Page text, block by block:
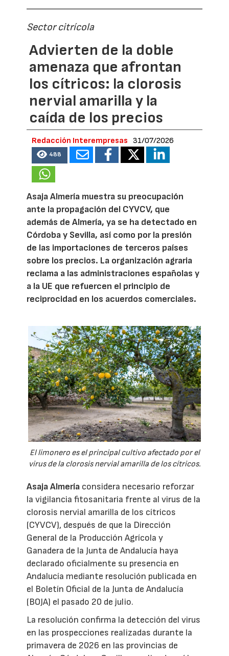
Sector citrícola
Advierten de la doble
amenaza que afrontan
los cítricos: la clorosis
nervial amarilla y la
caída de los precios
Redacción Interempresas 31/07/2026
488
Asaja Almería muestra su preocupación
ante la propagación del CYVCV, que
además de Almería, ya se ha detectado en
Córdoba y Sevilla, así como por la presión
de las importaciones de terceros países
sobre los precios. La organización agraria
reclama a las administraciones españolas y
a la UE que refuercen el principio de
reciprocidad en los acuerdos comerciales.
El limonero es el principal cultivo afectado por el
virus de la clorosis nervial amarilla de los cítricos.
Asaja Almería considera necesario reforzar
la vigilancia fitosanitaria frente al virus de la
clorosis nervial amarilla de los cítricos
(CYVCV), después de que la Dirección
General de la Producción Agrícola y
Ganadera de la Junta de Andalucía haya
declarado oficialmente su presencia en
Andalucía mediante resolución publicada en
el Boletín Oficial de la Junta de Andalucía
(BOJA) el pasado 20 de julio.
La resolución confirma la detección del virus
en las prospecciones realizadas durante la
primavera de 2026 en las provincias de